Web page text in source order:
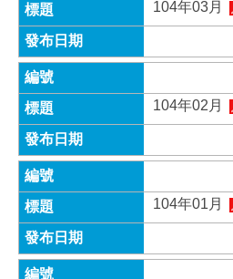
104年03月
104年02月
104年01月